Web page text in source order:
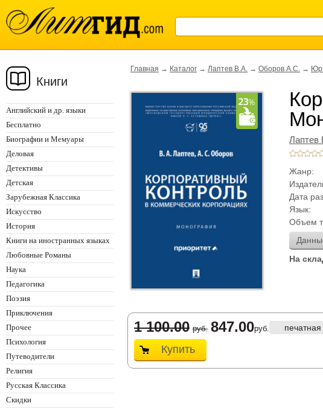
Книги
Английский и др. языки
Бесплатно
Биографии и Мемуары
Деловая
Детективы
Детская
Зарубежная Классика
Искусство
История
Книги на иностранных языках
Любовные Романы
Наука
Педагогика
Поэзия
Приключения
Прочее
Психология
Путеводители
Религия
Русская Классика
Скидки
Главная → Каталог → Лаптев В.А. → Оборов А.С. →
Лаптев
Жанр:
Дата
Язык:
Объем
На
1 100.00 руб. 847.00руб.
Купить